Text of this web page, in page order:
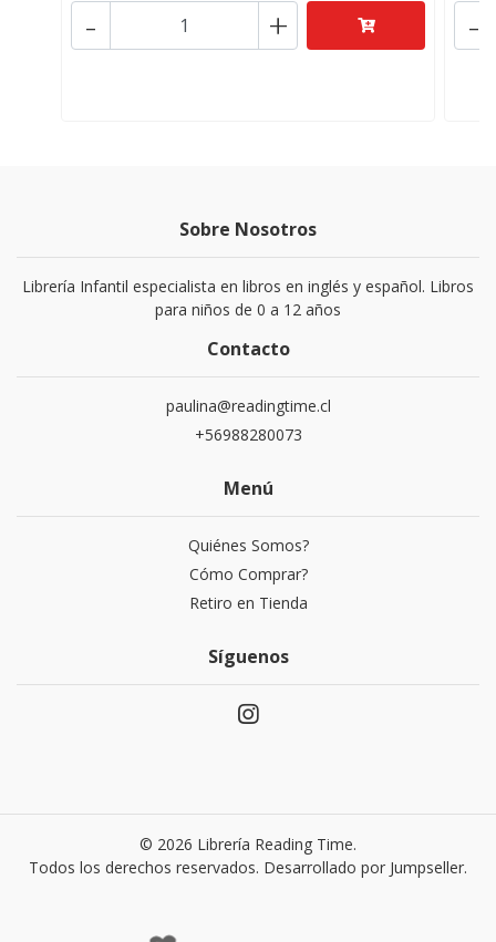
+
- -
Sobre Nosotros
Librería Infantil especialista en libros en inglés y español. Libros
para niños de 0 a 12 años
Contacto
paulina@readingtime.cl
+56988280073
Menú
Quiénes Somos?
Cómo Comprar?
Retiro en Tienda
Síguenos
© 2026 Librería Reading Time.
Todos los derechos reservados. Desarrollado por Jumpseller.